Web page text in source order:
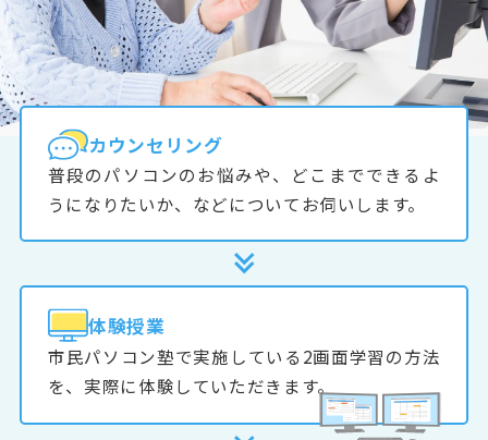
カウンセリング
普段のパソコンのお悩みや、どこまでできるよ
うになりたいか、などについてお伺いします。
体験授業
市民パソコン塾で実施している2画面学習の方法
を、実際に体験していただきます。